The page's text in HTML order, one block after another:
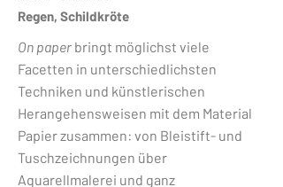
Regen, Schildkröte
On paper bringt möglichst viele
Facetten in unterschiedlichsten
Techniken und künstlerischen
Herangehensweisen mit dem Material
Papier zusammen: von Bleistift- und
Tuschzeichnungen über
Aquarellmalerei und ganz